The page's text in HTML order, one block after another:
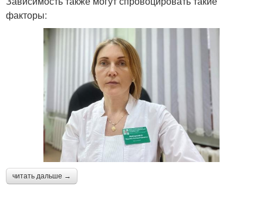
факторы:
читать дальше →